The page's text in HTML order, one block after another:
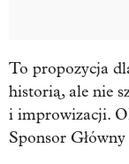
To propozycja
historią, ale nie
i improwizacji.
Sponsor